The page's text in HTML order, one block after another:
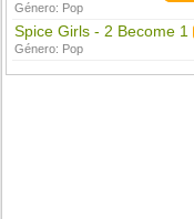
Género: Pop
Spice Girls - 2 Become 1
Género: Pop